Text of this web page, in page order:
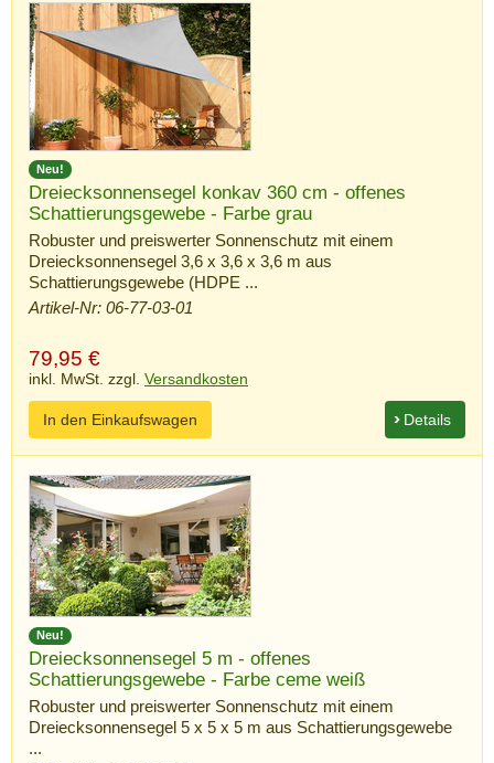
Neu!
Dreiecksonnensegel konkav 360 cm - offenes
Schattierungsgewebe - Farbe grau
Robuster und preiswerter Sonnenschutz mit einem
Dreiecksonnensegel 3,6 x 3,6 x 3,6 m aus
Schattierungsgewebe (HDPE ...
Artikel-Nr: 06-77-03-01
79,95 €
inkl. MwSt. zzgl. Versandkosten
Details
In den Einkaufswagen
Neu!
Dreiecksonnensegel 5 m - offenes
Schattierungsgewebe - Farbe ceme weiß
Robuster und preiswerter Sonnenschutz mit einem
Dreiecksonnensegel 5 x 5 x 5 m aus Schattierungsgewebe
...